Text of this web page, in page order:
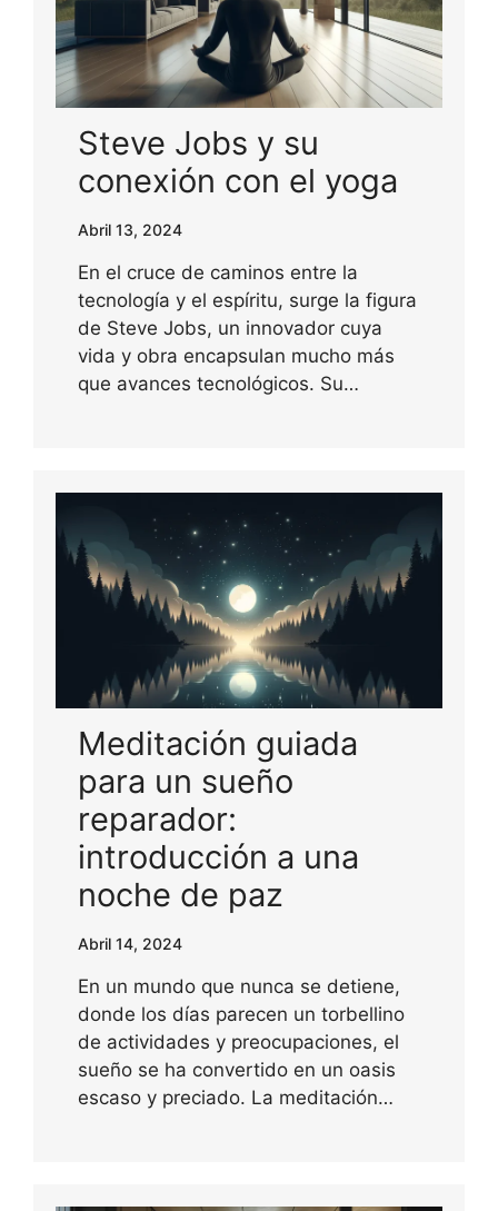
Steve Jobs y su
conexión con el yoga
Abril 13, 2024
En el cruce de caminos entre la
tecnología y el espíritu, surge la figura
de Steve Jobs, un innovador cuya
vida y obra encapsulan mucho más
que avances tecnológicos. Su…
Meditación guiada
para un sueño
reparador:
introducción a una
noche de paz
Abril 14, 2024
En un mundo que nunca se detiene,
donde los días parecen un torbellino
de actividades y preocupaciones, el
sueño se ha convertido en un oasis
escaso y preciado. La meditación…